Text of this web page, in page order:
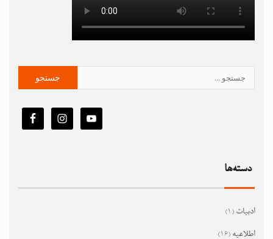
دسته‌ها
ادبیات (1)
اطلاعیه (16)